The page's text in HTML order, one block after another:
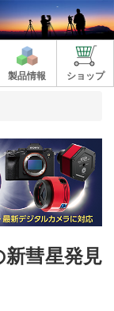
製品情報 ショップ
彗星発見